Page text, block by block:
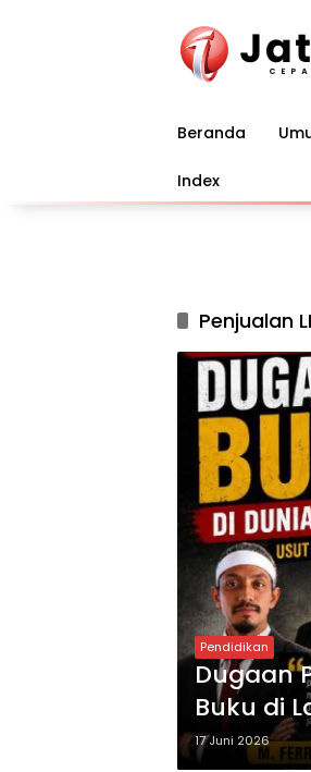
Beranda
Index
Penjualan
Pendidikan
Dugaan
Buku di
17 Juni 2026